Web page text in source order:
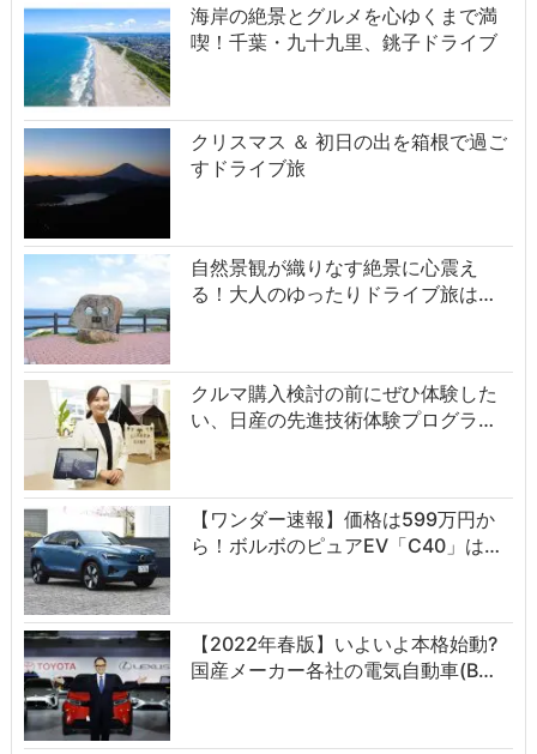
海岸の絶景とグルメを心ゆくまで満
喫！千葉・九十九里、銚子ドライブ
クリスマス ＆ 初日の出を箱根で過ご
すドライブ旅
自然景観が織りなす絶景に心震え
る！大人のゆったりドライブ旅は…
クルマ購入検討の前にぜひ体験した
い、日産の先進技術体験プログラ…
【ワンダー速報】価格は599万円か
ら！ボルボのピュアEV「C40」は…
【2022年春版】いよいよ本格始動?
国産メーカー各社の電気自動車(B…